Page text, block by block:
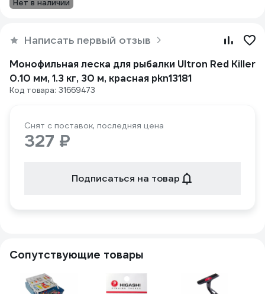
Нет в наличии
Написать первый отзыв
Монофильная леска для рыбалки Ultron Red Killer
0.10 мм, 1.3 кг, 30 м, красная pkn13181
Код товара: 31669473
Снят с поставок, последняя цена
327 ₽
Подписаться на товар
Сопутствующие товары